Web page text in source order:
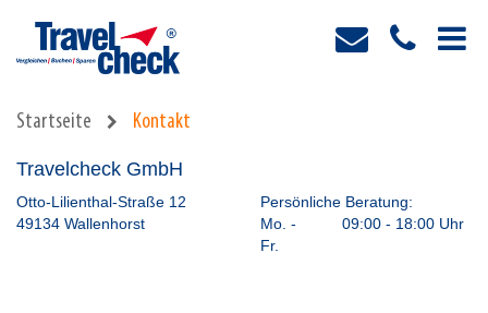
Startseite Kontakt
Travelcheck GmbH
Otto-Lilienthal-Straße 12
Persönliche Beratung:
49134 Wallenhorst
Mo. -
Fr.
09:00 - 18:00 Uhr